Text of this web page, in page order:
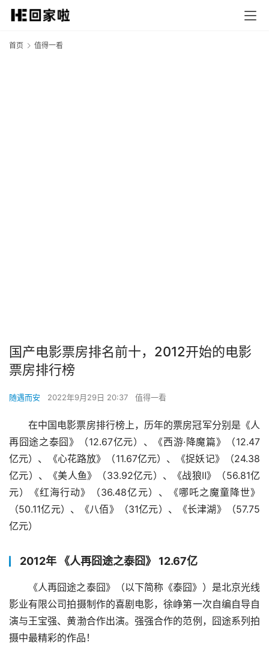
首页 值得一看
国产电影票房排名前十，2012开始的电影
票房排行榜
随遇而安 2022年9月29日 20:37 值得一看
在中国电影票房排行榜上，历年的票房冠军分别是《人
再囧途之泰囧》（12.67亿元）、《西游·降魔篇》（12.47
亿元）、《心花路放》（11.67亿元）、《捉妖记》（24.38
亿元）、《美人鱼》（33.92亿元）、《战狼Ⅱ》（56.81亿
元）《红海行动》（36.48亿元）、《哪吒之魔童降世》
（50.11亿元）、《八佰》（31亿元）、《长津湖》（57.75
亿元）
2012年 《人再囧途之泰囧》 12.67亿
《人再囧途之泰囧》（以下简称《泰囧》）是北京光线
影业有限公司拍摄制作的喜剧电影，徐峥第一次自编自导自
演与王宝强、黄渤合作出演。强强合作的范例，囧途系列拍
摄中最精彩的作品！